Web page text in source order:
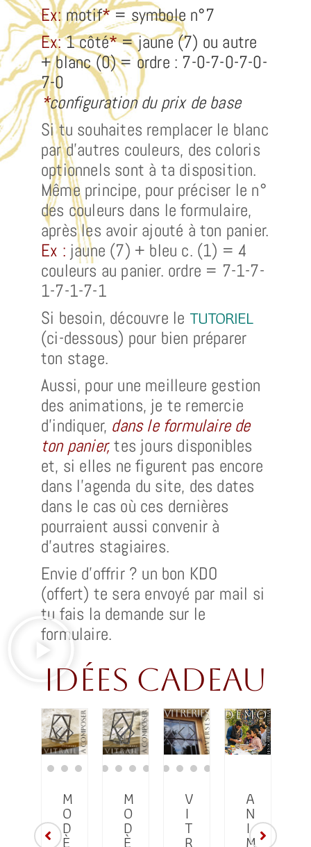
Ex:motif*= symbole n°7
Ex:1 côté*= jaune (7) ou autre
+ blanc (0) = ordre : 7-0-7-0-7-0-
7-0
*configuration du prix de base
Si tu souhaites remplacer le blanc
par d’autres couleurs, des coloris
optionnels sont à ta disposition.
Même principe, pour préciser le n°
des couleurs dans le formulaire,
après les avoir ajouté à ton panier.
Ex : jaune (7) + bleu c. (1) = 4
couleurs au panier. ordre = 7-1-7-
1-7-1-7-1
Si besoin, découvre le TUTORIEL
(ci-dessous) pour bien préparer
ton stage.
Aussi, pour une meilleure gestion
des animations, je te remercie
d’indiquer, dans le formulaire de
ton panier,tes jours disponibles
et, si elles ne figurent pas encore
dans l’agenda du site, des dates
dans le cas où ces dernières
pourraient aussi convenir à
d’autres stagiaires.
Envie d’offrir ? un bon KDO
(offert) te sera envoyé par mail si
tu fais la demande sur le
formulaire.
idées cadeau
M
O
D
M
O
D
V
I
T
A
N
I